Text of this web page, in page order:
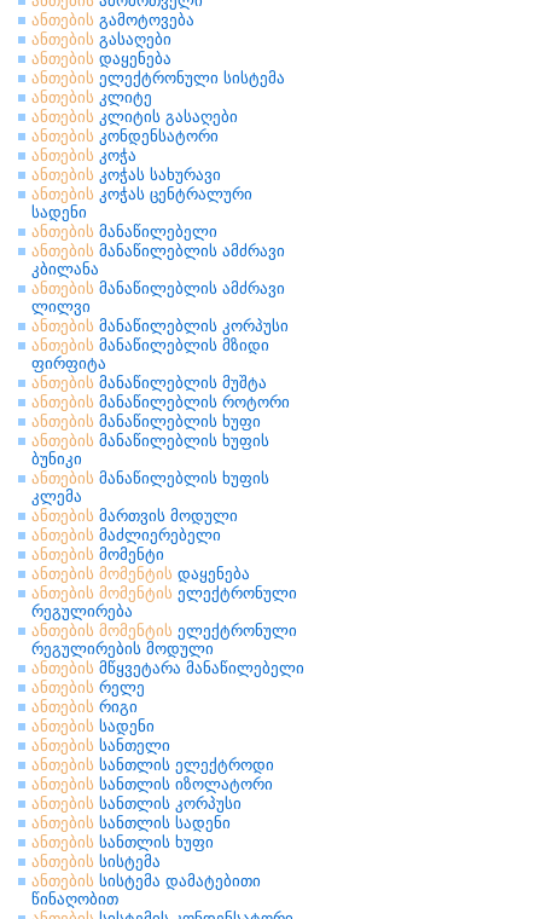
ანთების გამოტოვება
ანთების გასაღები
ანთების დაყენება
ანთების ელექტრონული სისტემა
ანთების კლიტე
ანთების კლიტის გასაღები
ანთების კონდენსატორი
ანთების კოჭა
ანთების კოჭას სახურავი
ანთების კოჭას ცენტრალური
სადენი
ანთების მანაწილებელი
ანთების მანაწილებლის ამძრავი
კბილანა
ანთების მანაწილებლის ამძრავი
ლილვი
ანთების მანაწილებლის კორპუსი
ანთების მანაწილებლის მზიდი
ფირფიტა
ანთების მანაწილებლის მუშტა
ანთების მანაწილებლის როტორი
ანთების მანაწილებლის ხუფი
ანთების მანაწილებლის ხუფის
ბუნიკი
ანთების მანაწილებლის ხუფის
კლემა
ანთების მართვის მოდული
ანთების მაძლიერებელი
ანთების მომენტი
ანთების მომენტის დაყენება
ანთების მომენტის ელექტრონული
რეგულირება
ანთების მომენტის ელექტრონული
რეგულირების მოდული
ანთების მწყვეტარა მანაწილებელი
ანთების რელე
ანთების რიგი
ანთების სადენი
ანთების სანთელი
ანთების სანთლის ელექტროდი
ანთების სანთლის იზოლატორი
ანთების სანთლის კორპუსი
ანთების სანთლის სადენი
ანთების სანთლის ხუფი
ანთების სისტემა
ანთების სისტემა დამატებითი
წინაღობით